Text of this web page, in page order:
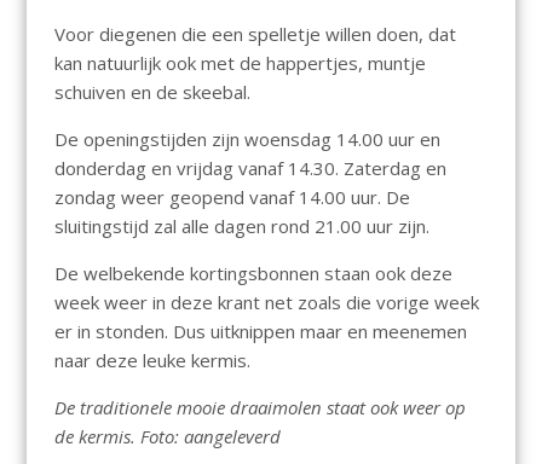
Voor diegenen die een spelletje willen doen, dat
kan natuurlijk ook met de happertjes, muntje
schuiven en de skeebal.
De openingstijden zijn woensdag 14.00 uur en
donderdag en vrijdag vanaf 14.30. Zaterdag en
zondag weer geopend vanaf 14.00 uur. De
sluitingstijd zal alle dagen rond 21.00 uur zijn.
De welbekende kortingsbonnen staan ook deze
week weer in deze krant net zoals die vorige week
er in stonden. Dus uitknippen maar en meenemen
naar deze leuke kermis.
De traditionele mooie draaimolen staat ook weer op
de kermis. Foto: aangeleverd